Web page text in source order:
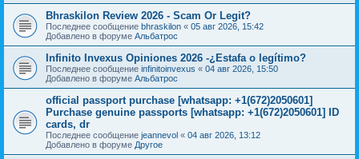
Bhraskilon Review 2026 - Scam Or Legit?
Последнее сообщение bhraskilon « 05 авг 2026, 15:42
Добавлено в форуме Альбатрос
Infinito Invexus Opiniones 2026 -¿Estafa o legítimo?
Последнее сообщение infinitoinvexus « 04 авг 2026, 15:50
Добавлено в форуме Альбатрос
official passport purchase [whatsapp: +1(672)2050601]
Purchase genuine passports [whatsapp: +1(672)2050601] ID
cards, dr
Последнее сообщение jeannevol « 04 авг 2026, 13:12
Добавлено в форуме Другое